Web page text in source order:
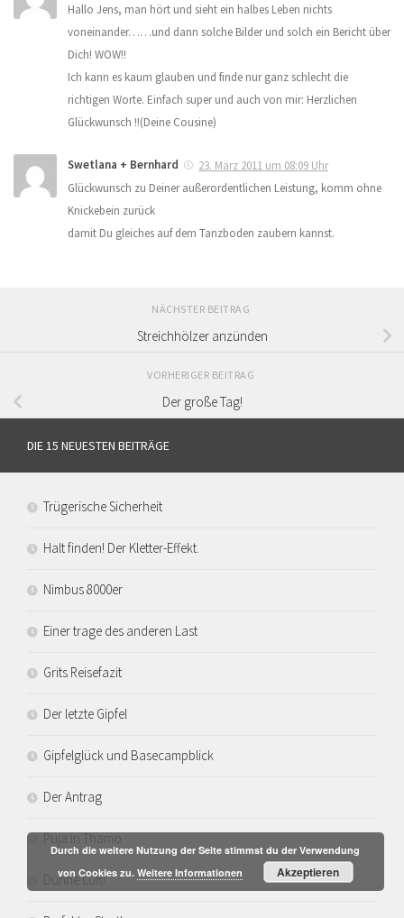
Hallo Jens, man hört und sieht ein halbes Leben nichts
voneinander……und dann solche Bilder und solch ein Bericht über
Dich! WOW!!
Ich kann es kaum glauben und finde nur ganz schlecht die
richtigen Worte. Einfach super und auch von mir: Herzlichen
Glückwunsch !!(Deine Cousine)
Swetlana + Bernhard
23. März 2011 um 08:09 Uhr
Glückwunsch zu Deiner außerordentlichen Leistung, komm ohne
Knickebein zurück
damit Du gleiches auf dem Tanzboden zaubern kannst.
NÄCHSTER BEITRAG
Streichhölzer anzünden
VORHERIGER BEITRAG
Der große Tag!
DIE 15 NEUESTEN BEITRÄGE
Trügerische Sicherheit
Halt finden! Der Kletter-Effekt.
Nimbus 8000er
Einer trage des anderen Last
Grits Reisefazit
Der letzte Gipfel
Gipfelglück und Basecampblick
Der Antrag
Puja in Thamo
Dünne Luft!
Durch die weitere Nutzung der Seite stimmst du der Verwendung
von Cookies zu. Weitere Informationen Akzeptieren